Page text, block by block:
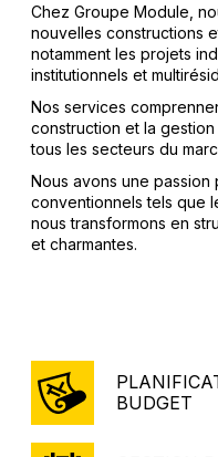
Chez Groupe Module,
nouvelles constructions
notamment les projets
institutionnels et
Nos services
construction et la
tous les secteurs du
Nous avons une passion
conventionnels tels que
nous transformons en
et charmantes.
BUDGET